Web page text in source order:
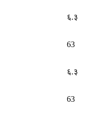
६.३
63
६.३
63